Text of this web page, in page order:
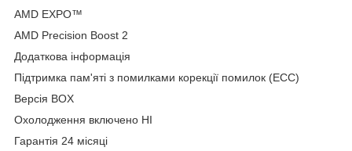
AMD EXPO™
AMD Precision Boost 2
Додаткова інформація
Підтримка пам'яті з помилками корекції помилок (ECC)
Версія BOX
Охолодження включено НІ
Гарантія 24 місяці